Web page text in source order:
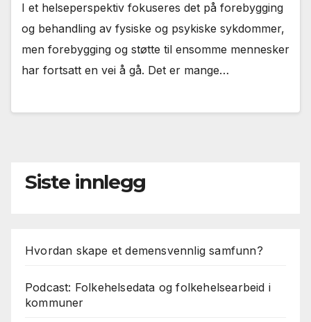
I et helseperspektiv fokuseres det på forebygging
og behandling av fysiske og psykiske sykdommer,
men forebygging og støtte til ensomme mennesker
har fortsatt en vei å gå. Det er mange…
Siste innlegg
Hvordan skape et demensvennlig samfunn?
Podcast: Folkehelsedata og folkehelsearbeid i
kommuner